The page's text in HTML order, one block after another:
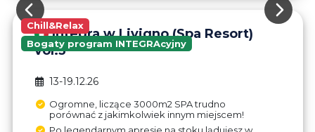
Chill&Relax
Bogaty program INTEGRAcyjny
Integra w Livigno (Spa Resort)
vol.3
13-19.12.26
Ogromne, liczące 3000m2 SPA trudno
porównać z jakimkolwiek innym miejscem!
Po legendarnym apresie na stoku lądujesz w